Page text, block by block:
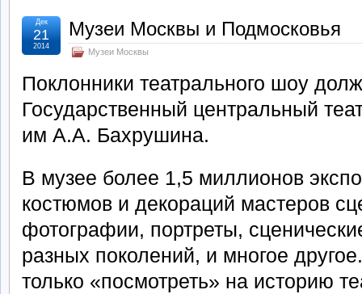
Музеи Москвы и Подмосковья
Музеи Москвы
Дек
21
2014
Поклонники театрального шоу
Государственный центральный
им А.А. Бахрушина.
В музее более 1,5 миллионов
костюмов и декораций мастеров
фотографии, портреты,
разных поколений, и многое
только «посмотреть» на историю